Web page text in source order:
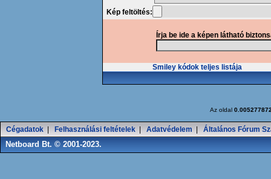
Kép feltöltés:
Írja be ide a képen látható
Smiley kódok teljes listája
Az oldal
Cégadatok Felhasználási feltételek Adatvédelem Általános Fórum
Netboard Bt. © 2001-2023.